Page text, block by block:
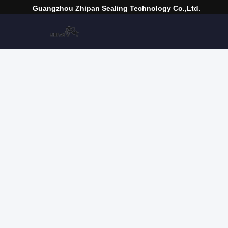
Guangzhou Zhipan Sealing Technology Co.,Ltd.